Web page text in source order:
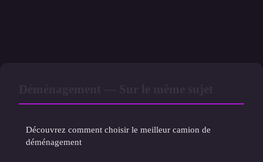
Découvrez comment choisir le meilleur camion de
déménagement